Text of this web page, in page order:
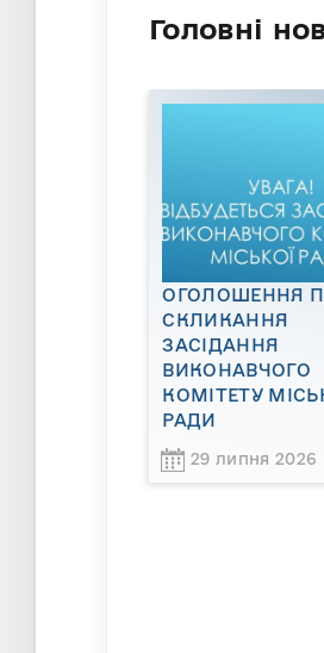
Головні
ОГОЛОШЕННЯ
СКЛИКАННЯ
ЗАСІДАННЯ
ВИКОНАВЧОГО
КОМІТЕТУ
РАДИ
29 липня 2026